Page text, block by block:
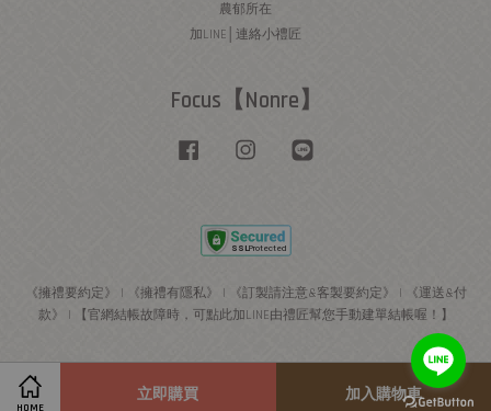
HOME
立即購買 加入購物車
農郁所在
加LINE│連絡小禮匠
Focus【Nonre】
Facebook Instagram
《擁禮要約定》 | 《擁禮有隱私》 | 《訂製請注意&客製要約定》 |
《運送&付
款》
| 【官網結帳故障時，可點此加LINE由禮匠幫您手動建單結帳喔！】